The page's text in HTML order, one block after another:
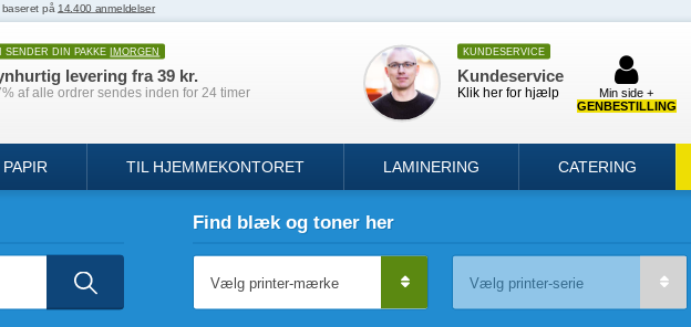
SENDER DIN PAKKE IMORGEN
levering fra 39 kr.
af alle ordrer sendes inden for 24 timer
KUNDESERVICE
Kundeservice
Klik her for hjælp
Min side +
GENBESTILLING
PAPIR TIL HJEMMEKONTORET LAMINERING CATERING
Find blæk og toner her